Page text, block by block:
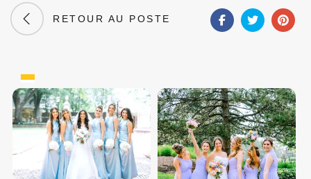
RETOUR AU POSTE